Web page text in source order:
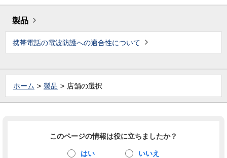
製品
携帯電話の電波防護への適合性について
ホーム 製品 店舗の選択
このページの情報は役に立ちましたか？
はい いいえ